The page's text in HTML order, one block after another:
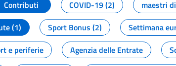
Contributi COVID-19 (2) maestri
(1) Sport Bonus (2) Settimana
e periferie Agenzia delle Entrate